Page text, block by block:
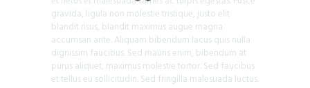
gravida, ligula non molestie tristique, justo elit
blandit risus, blandit maximus augue magna
accumsan ante. Aliquam bibendum lacus quis nulla
dignissim faucibus. Sed mauris enim, bibendum at
purus aliquet, maximus molestie tortor. Sed faucibus
et tellus eu sollicitudin. Sed fringilla malesuada luctus.